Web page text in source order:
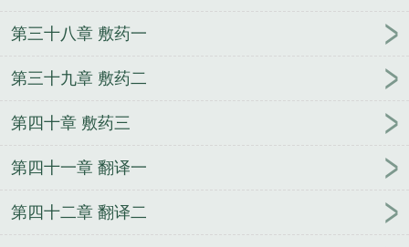
第三十八章 敷药一
第三十九章 敷药二
第四十章 敷药三
第四十一章 翻译一
第四十二章 翻译二